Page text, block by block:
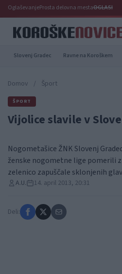
OglaševanjeProsta delovna mestaOGLASI
Slovenj Gradec Ravne na Koroškem
Domov / Šport
ŠPORT
Vijolice slavile v
Nogometašice ŽNK Slovenj
ženske nogometne lige pomerili
zelenico zapuščale sklonjenih
A.U. 14. april 2013, 20:31
Deli: